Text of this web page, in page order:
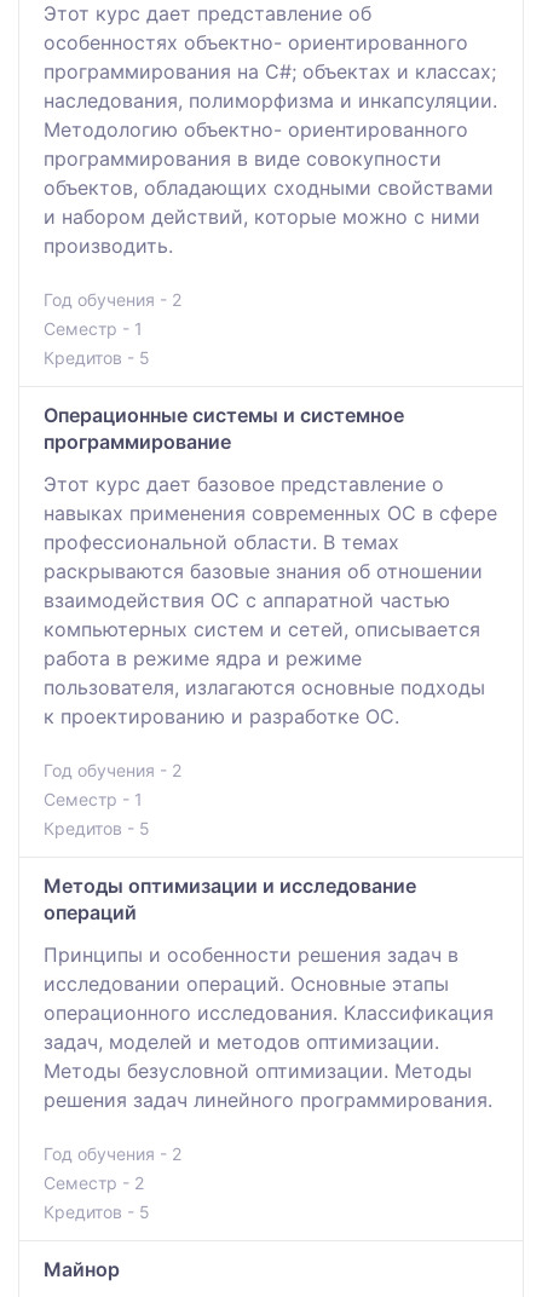
Этот курс дает представление об
особенностях объектно- ориентированного
программирования на С#; объектах и классах;
наследования, полиморфизма и инкапсуляции.
Методологию объектно- ориентированного
программирования в виде совокупности
объектов, обладающих сходными свойствами
и набором действий, которые можно с ними
производить.
Год обучения - 2
Семестр - 1
Кредитов - 5
Операционные системы и системное
программирование
Этот курс дает базовое представление о
навыках применения современных ОС в сфере
профессиональной области. В темах
раскрываются базовые знания об отношении
взаимодействия ОС с аппаратной частью
компьютерных систем и сетей, описывается
работа в режиме ядра и режиме
пользователя, излагаются основные подходы
к проектированию и разработке ОС.
Год обучения - 2
Семестр - 1
Кредитов - 5
Методы оптимизации и исследование
операций
Принципы и особенности решения задач в
исследовании операций. Основные этапы
операционного исследования. Классификация
задач, моделей и методов оптимизации.
Методы безусловной оптимизации. Методы
решения задач линейного программирования.
Год обучения - 2
Семестр - 2
Кредитов - 5
Майнор